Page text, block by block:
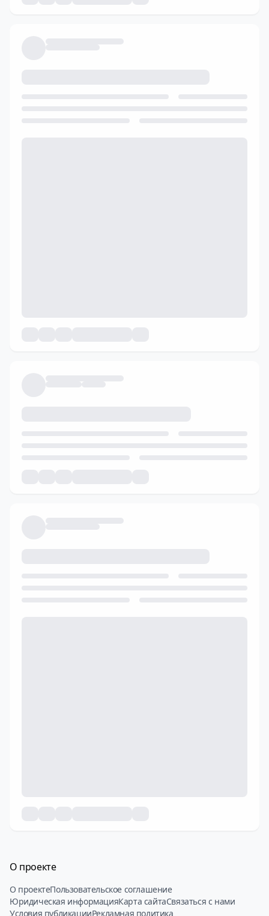
О проекте
О проектеПользовательское соглашение
Юридическая информацияКарта сайтаСвязаться с нами
Условия публикацииРекламная политика